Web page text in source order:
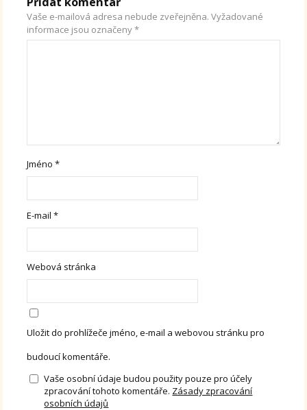
Vaše e-mailová adresa nebude zveřejněna. Vyžadované
informace jsou označeny*
Jméno*
E-mail*
Webová stránka
Uložit do prohlížeče jméno, e-mail a webovou stránku pro
budoucí komentáře.
Vaše osobní údaje budou použity pouze pro účely
zpracování tohoto komentáře. Zásady zpracování
osobních údajů